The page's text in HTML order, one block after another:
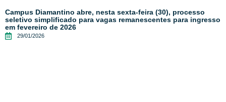
Campus Diamantino abre, nesta sexta-feira (30), processo
seletivo simplificado para vagas remanescentes para ingresso
em fevereiro de 2026
29/01/2026